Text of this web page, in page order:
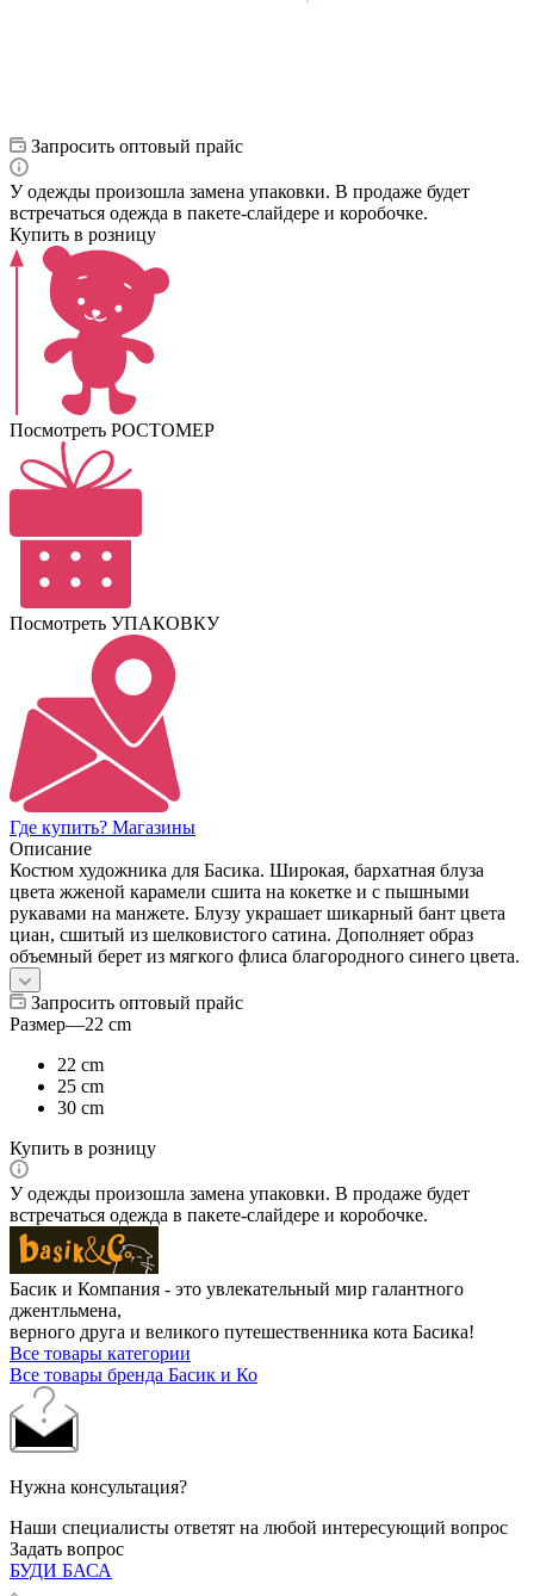
Запросить оптовый прайс
У одежды произошла замена упаковки. В продаже будет
встречаться одежда в пакете-слайдере и коробочке.
Купить в розницу
Посмотреть РОСТОМЕР
Посмотреть УПАКОВКУ
Где купить? Магазины
Описание
Костюм художника для Басика. Широкая, бархатная блуза
цвета жженой карамели сшита на кокетке и с пышными
рукавами на манжете. Блузу украшает шикарный бант цвета
циан, сшитый из шелковистого сатина. Дополняет образ
объемный берет из мягкого флиса благородного синего цвета.
Запросить оптовый прайс
Размер—22 cm
22 cm
25 cm
30 cm
Купить в розницу
У одежды произошла замена упаковки. В продаже будет
встречаться одежда в пакете-слайдере и коробочке.
Басик и Компания - это увлекательный мир галантного
джентльмена,
верного друга и великого путешественника кота Басика!
Все товары категории
Все товары бренда Басик и Ко
Нужна консультация?
Наши специалисты ответят на любой интересующий вопрос
Задать вопрос
БУДИ БАСА